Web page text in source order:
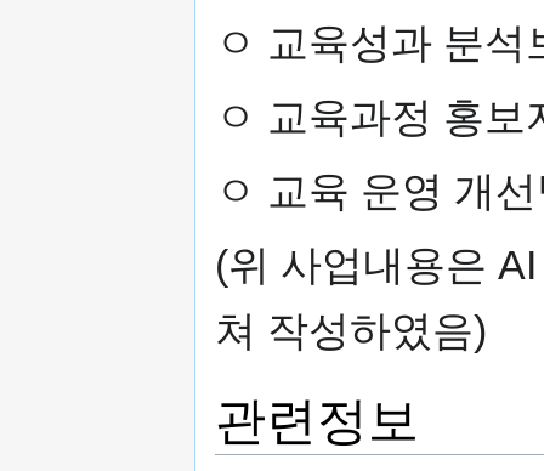
ㅇ 교육성과 분석
ㅇ 교육과정 홍
ㅇ 교육 운영 개
(위 사업내용은
쳐 작성하였음)
관련정보